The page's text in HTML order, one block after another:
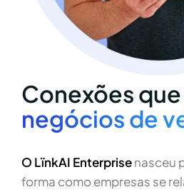
Conexões
negócios de
O LïnkAI Enterprisenasceu
forma como empresas se